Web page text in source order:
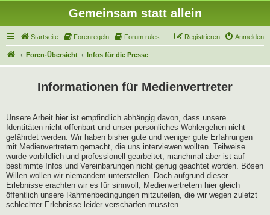
Gemeinsam statt allein
Startseite Forenregeln Forum rules Anmelden
Registrieren
Foren-Übersicht Infos für die Presse
Informationen für Medienvertreter
Unsere Arbeit hier ist empfindlich abhängig davon, dass unsere
Identitäten nicht offenbart und unser persönliches Wohlergehen nicht
gefährdet werden. Wir haben bisher gute und weniger gute Erfahrungen
mit Medienvertretern gemacht, die uns interviewen wollten. Teilweise
wurde vorbildlich und professionell gearbeitet, manchmal aber ist auf
bestimmte Infos und Vereinbarungen nicht genug geachtet worden. Bösen
Willen wollen wir niemandem unterstellen. Doch aufgrund dieser
Erlebnisse erachten wir es für sinnvoll, Medienvertretern hier gleich
öffentlich unsere Rahmenbedingungen mitzuteilen, die wir wegen zuletzt
schlechter Erlebnisse leider verschärfen mussten.